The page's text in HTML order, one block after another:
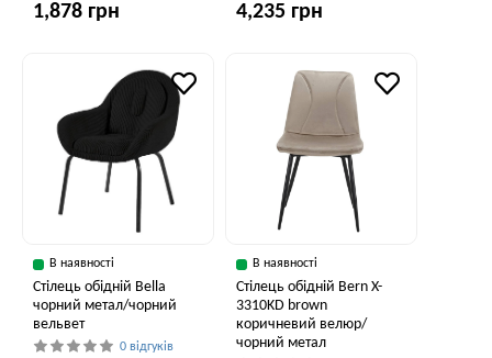
1,878 грн 4,235 грн
В наявності
Стілець обідній Bella
чорний метал/чорний
вельвет
0 відгуків
В наявності
Стілець обідній Bern X-
3310KD brown
коричневий велюр/
чорний метал